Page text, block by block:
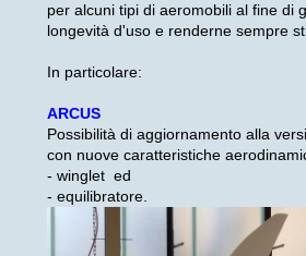
per alcuni tipi di aeromobili al fine di
longevità d'uso e renderne sempre
In particolare:
ARCUS
Possibilità di aggiornamento alla
con nuove caratteristiche
- winglet ed
- equilibratore.